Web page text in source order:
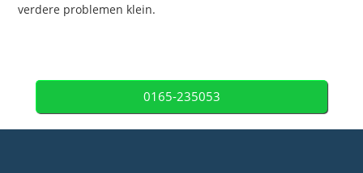
verdere problemen klein.
0165-235053